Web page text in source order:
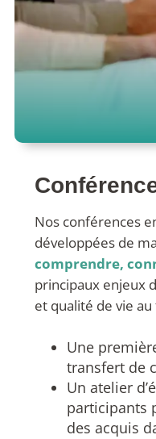
Nos conférences
développées de
comprendre,
principaux enjeux
et qualité de vie au
Une
transfert de
Un atelier
participants
des acquis